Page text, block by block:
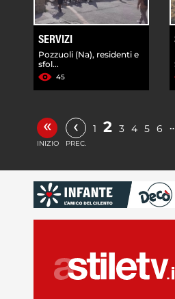
SERVIZI
Pozzuoli (Na), residenti e
sfol...
45
«
INIZIO
‹
PREC.
1 2 3 4 5 6